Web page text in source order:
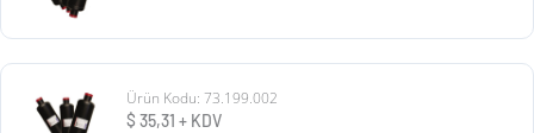
Ürün Kodu: 73.199.002
$ 35,31 + KDV